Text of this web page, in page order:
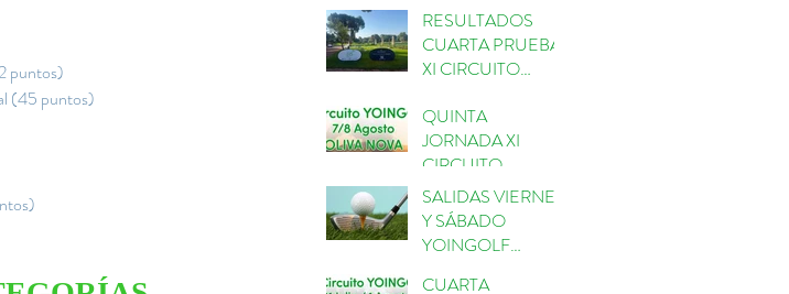
puntos)
(45 puntos)
RESULTADOS
CUARTA PRUEBA
XI CIRCUITO
ESCORPIÓN
QUINTA
JORNADA XI
CIRCUITO
YOINGOLF 2026
EN OLIVANOVA
GOLF
SALIDAS VIERNES
Y SÁBADO
YOINGOLF
CUARTA